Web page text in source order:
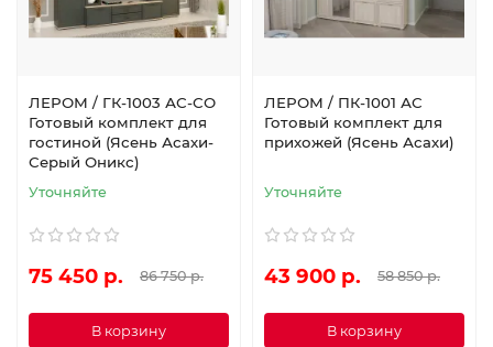
ЛЕРОМ / ГК-1003 АС-СО
Готовый комплект для
гостиной (Ясень Асахи-
Серый Оникс)
Уточняйте
75 450 р. 86 750 р.
В корзину
ЛЕРОМ / ПК-1001 АС
Готовый комплект для
прихожей (Ясень Асахи)
Уточняйте
43 900 р. 58 850 р.
В корзину